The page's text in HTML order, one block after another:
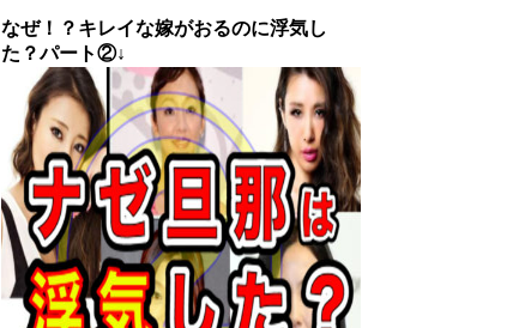
なぜ！？キレイな嫁がおるのに浮気し
た？パート②↓